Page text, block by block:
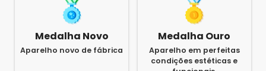
Medalha Novo
Aparelho novo de fábrica
Medalha Ouro
Aparelho em perfeitas
condições estéticas e